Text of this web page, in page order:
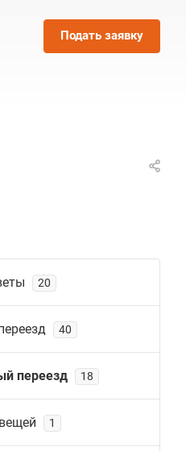
Подать заявку
20
40
переезд 18
1